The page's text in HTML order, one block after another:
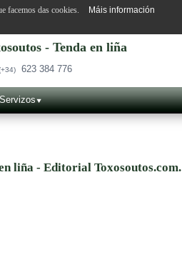
- Tenda en liña
623 384 776
Servizos
liña - Editorial Toxosoutos.com.
facemos das cookies. Máis información